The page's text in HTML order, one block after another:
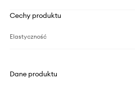
Cechy produktu
Elastyczność
Dane produktu